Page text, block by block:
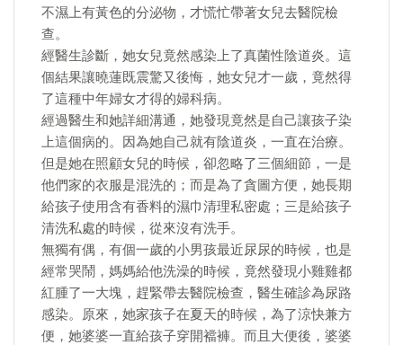
不濕上有黃色的分泌物，才慌忙帶著女兒去醫院檢
查。
經醫生診斷，她女兒竟然感染上了真菌性陰道炎。這
個結果讓曉蓮既震驚又後悔，她女兒才一歲，竟然得
了這種中年婦女才得的婦科病。
經過醫生和她詳細溝通，她發現竟然是自己讓孩子染
上這個病的。因為她自己就有陰道炎，一直在治療。
但是她在照顧女兒的時候，卻忽略了三個細節，一是
他們家的衣服是混洗的；而是為了貪圖方便，她長期
給孩子使用含有香料的濕巾清理私密處；三是給孩子
清洗私處的時候，從來沒有洗手。
無獨有偶，有個一歲的小男孩最近尿尿的時候，也是
經常哭鬧，媽媽給他洗澡的時候，竟然發現小雞雞都
紅腫了一大塊，趕緊帶去醫院檢查，醫生確診為尿路
感染。原來，她家孩子在夏天的時候，為了涼快兼方
便，她婆婆一直給孩子穿開襠褲。而且大便後，婆婆